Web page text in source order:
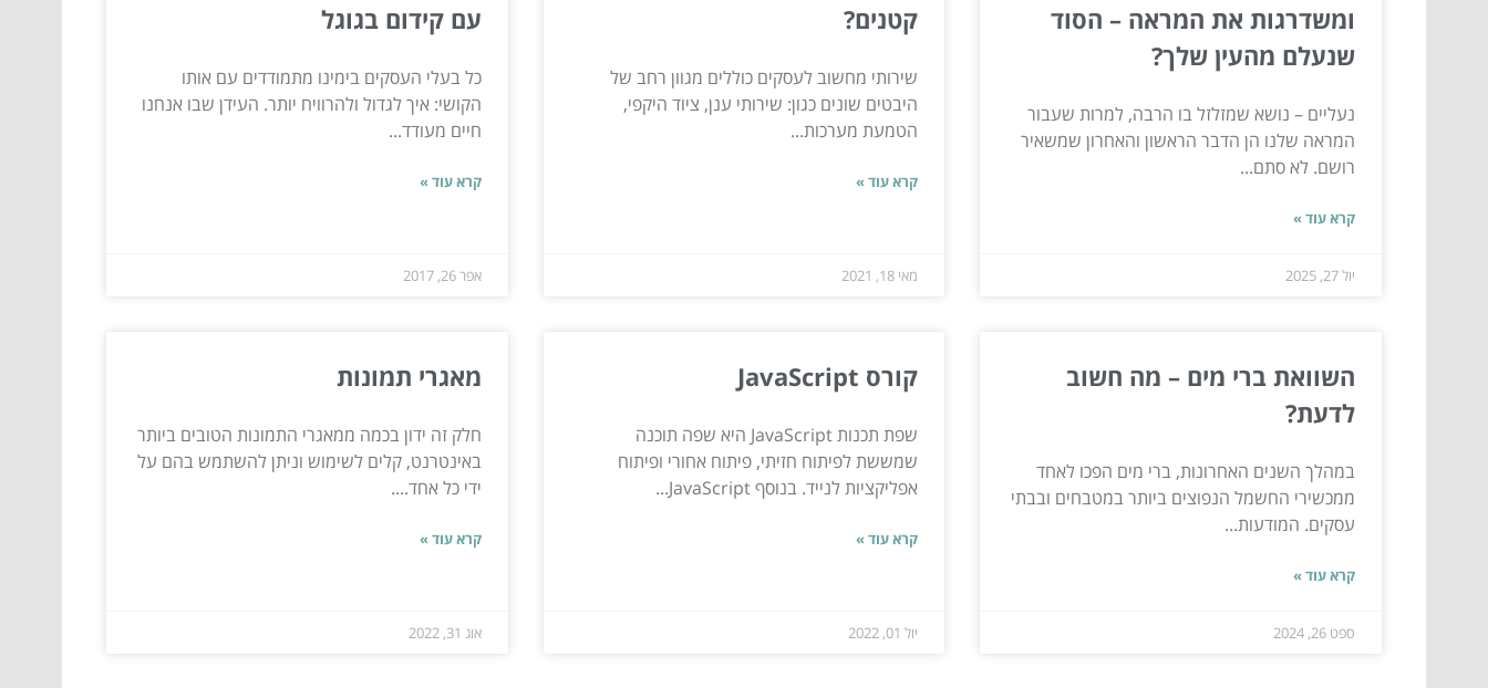
ומשדרגות את המראה – הסוד
שנעלם מהעין שלך?
נעליים – נושא שמזלזל בו הרבה, למרות שעבור
המראה שלנו הן הדבר הראשון והאחרון שמשאיר
רושם. לא סתם...
קרא עוד »
יול 27, 2025
קטנים?
שירותי מחשוב לעסקים כוללים מגוון רחב של
היבטים שונים כגון: שירותי ענן, ציוד היקפי,
הטמעת מערכות...
קרא עוד »
מאי 18, 2021
עם קידום בגוגל
כל בעלי העסקים בימינו מתמודדים עם אותו
הקושי: איך לגדול ולהרוויח יותר. העידן שבו אנחנו
חיים מעודד...
קרא עוד »
אפר 26, 2017
השוואת ברי מים – מה חשוב
לדעת?
במהלך השנים האחרונות, ברי מים הפכו לאחד
ממכשירי החשמל הנפוצים ביותר במטבחים ובבתי
עסקים. המודעות...
קרא עוד »
ספט 26, 2024
קורס JavaScript
שפת תכנות JavaScript היא שפה תוכנה
שמששת לפיתוח חזיתי, פיתוח אחורי ופיתוח
אפליקציות לנייד. בנוסף JavaScript...
קרא עוד »
יול 01, 2022
מאגרי תמונות
חלק זה ידון בכמה ממאגרי התמונות הטובים ביותר
באינטרנט, קלים לשימוש וניתן להשתמש בהם על
ידי כל אחד....
קרא עוד »
אוג 31, 2022